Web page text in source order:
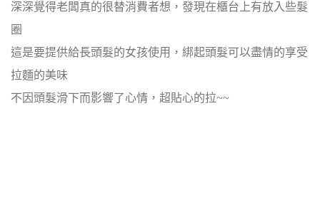
深深覺得老闆真的很替消費者想，發現在櫃台上有放入些髮
圈
這是要提供給長頭髮的女孩使用，綁起頭髮可以盡情的享受
拉麵的美味
不因頭髮滑下而影響了心情，超貼心的拉~~